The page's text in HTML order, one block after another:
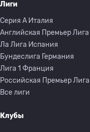
Лиги
Серия A Италия
Английская Премьер Лига
Ла Лига Испания
Бундеслига Германия
Лига 1 Франция
Российская Премьер Лига
Все лиги
Клубы